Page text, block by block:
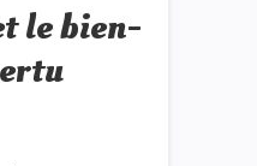
le bien-